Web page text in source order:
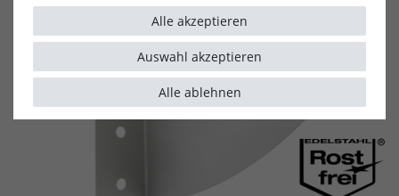
Alle akzeptieren
Alle ablehnen
Auswahl akzeptieren